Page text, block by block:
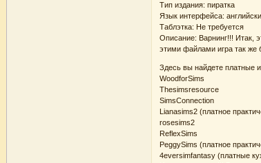
Тип издания: пиратка
Язык интерфейса:
Таблэтка: Не требуется
Описание: Варнинг!!! Итак,
этими файлами игра так же
Здесь вы найдете платные
WoodforSims
Thesimsresource
SimsConnection
Lianasims2 (платное
rosesims2
ReflexSims
PeggySims (платное
4eversimfantasy (платные